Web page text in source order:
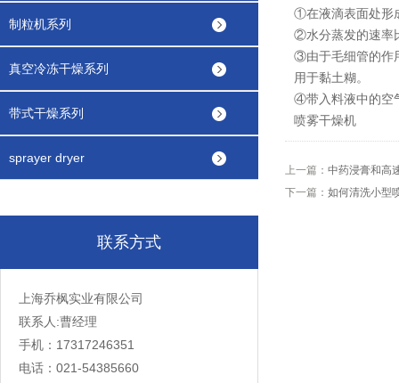
制粒机系列
真空冷冻干燥系列
带式干燥系列
sprayer dryer
联系方式
上海乔枫实业有限公司
联系人:曹经理
手机：17317246351
电话：021-54385660
①在液滴表面处形
②水分蒸发的速率
③由于毛细管的作
用于黏土糊。
④带入料液中的空
喷雾干燥机
上一篇： 中药浸膏和高
下一篇： 如何清洗小型